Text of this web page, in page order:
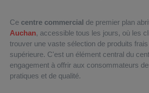
Ce centre commercial de premier plan
Auchan, accessible tous les jours, où les
trouver une vaste sélection de produits
supérieure. C'est un élément central du
engagement à offrir aux consommateurs
pratiques et de qualité.